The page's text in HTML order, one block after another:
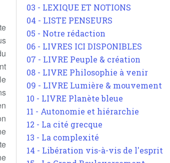
03 - LEXIQUE ET NOTIONS
04 - LISTE PENSEURS
05 - Notre rédaction
06 - LIVRES ICI DISPONIBLES
07 - LIVRE Peuple & création
08 - LIVRE Philosophie à venir
09 - LIVRE Lumière & mouvement
10 - LIVRE Planète bleue
11 - Autonomie et hiérarchie
12 - La cité grecque
13 - La complexité
14 - Libération vis-à-vis de l'esprit